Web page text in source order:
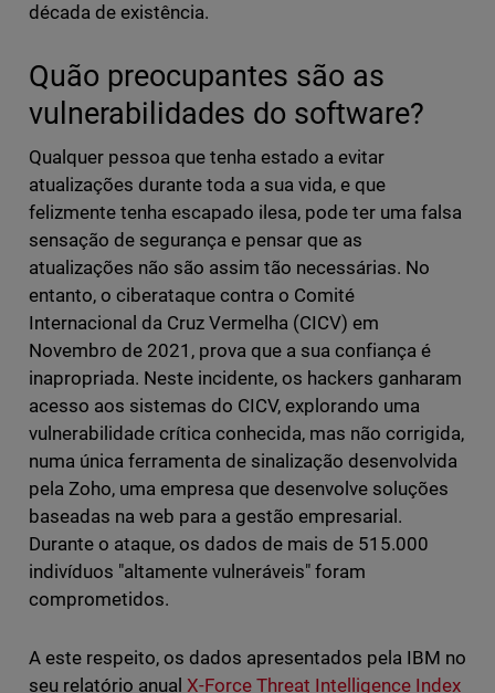
década de existência.
Quão preocupantes são as
vulnerabilidades do software?
Qualquer pessoa que tenha estado a evitar
atualizações durante toda a sua vida, e que
felizmente tenha escapado ilesa, pode ter uma falsa
sensação de segurança e pensar que as
atualizações não são assim tão necessárias. No
entanto, o ciberataque contra o Comité
Internacional da Cruz Vermelha (CICV) em
Novembro de 2021, prova que a sua confiança é
inapropriada. Neste incidente, os hackers ganharam
acesso aos sistemas do CICV, explorando uma
vulnerabilidade crítica conhecida, mas não corrigida,
numa única ferramenta de sinalização desenvolvida
pela Zoho, uma empresa que desenvolve soluções
baseadas na web para a gestão empresarial.
Durante o ataque, os dados de mais de 515.000
indivíduos "altamente vulneráveis" foram
comprometidos.
A este respeito, os dados apresentados pela IBM no
seu relatório anual X-Force Threat Intelligence Index